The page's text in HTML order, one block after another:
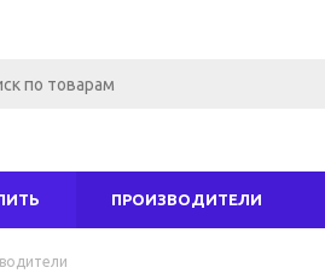
ПРОИЗВОДИТЕЛИ